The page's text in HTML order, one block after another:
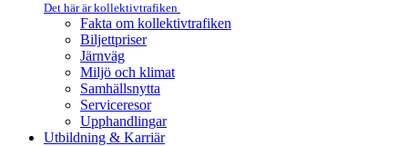
Det här är kollektivtrafiken
Fakta om kollektivtrafiken
Biljettpriser
Järnväg
Miljö och klimat
Samhällsnytta
Serviceresor
Upphandlingar
Utbildning & Karriär